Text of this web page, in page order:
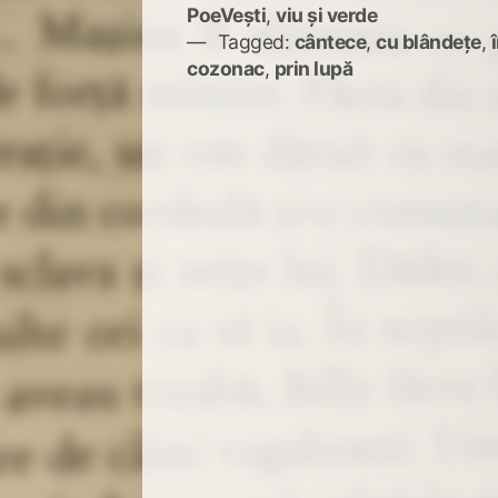
PoeVești,viu și verde
Tagged: cântece,cu blândețe,
cozonac, prin lupă